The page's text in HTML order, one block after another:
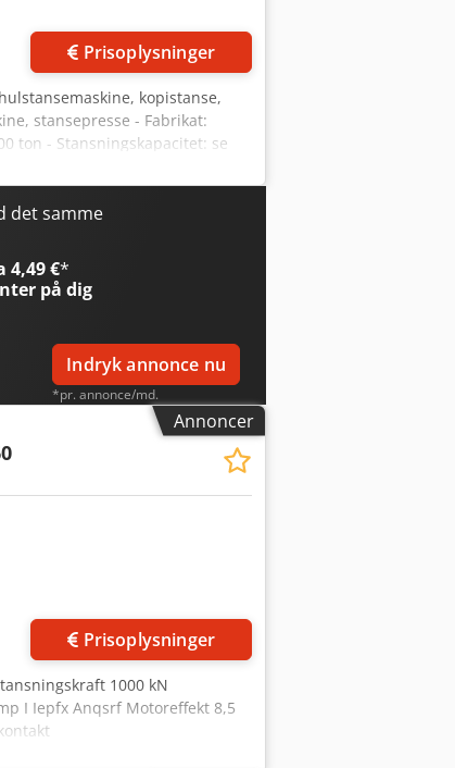
Prisoplysninger
kopistanse,
stansepresse - Fabrikat:
ton - Stansningskapacitet: se
1240 x 615 mm - Vandring:
- Tilbehør: inkl. ifølge
af tilbehør: 693 kg
det samme
4,49 €*
på dig
Indryk annonce nu
*pr. annonce/md.
Annoncer
Prisoplysninger
1000 kN
I Iepfx Anqsrf Motoreffekt 8,5